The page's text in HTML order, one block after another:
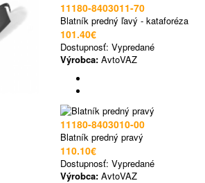
11180-8403011-70
Blatník predný ľavý - kataforéza
101.40€
Dostupnosť: Vypredané
Výrobca: AvtoVAZ
11180-8403010-00
Blatník predný pravý
110.10€
Dostupnosť: Vypredané
Výrobca: AvtoVAZ